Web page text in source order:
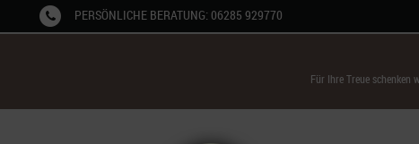
PERSÖNLICHE BERATUNG: 06285 929770
Für Ihre Treue schenken